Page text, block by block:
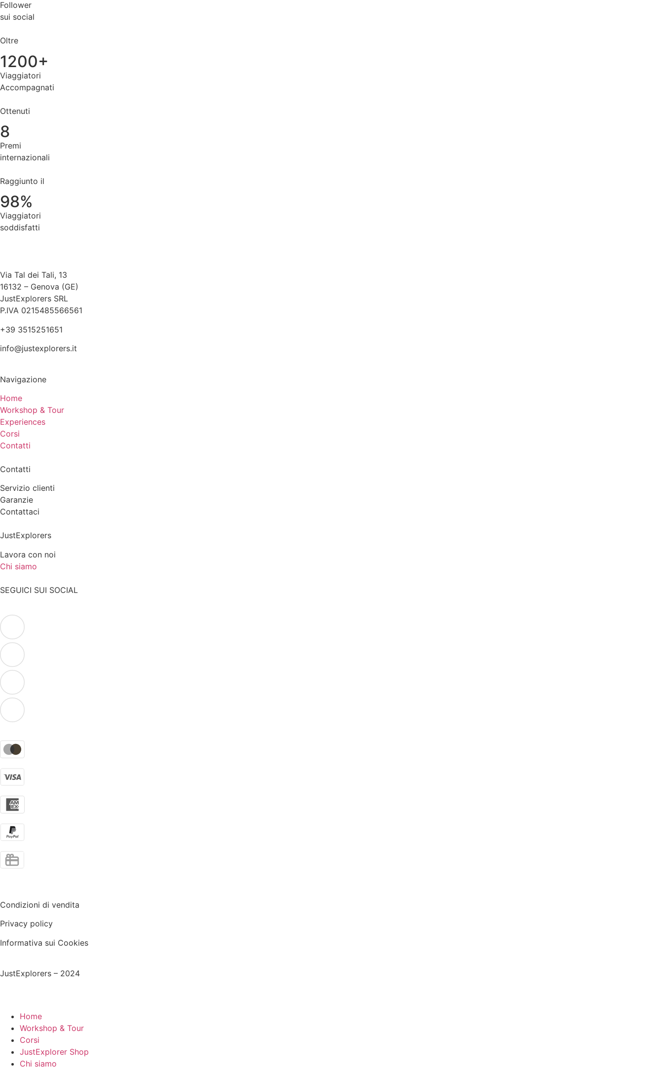
Follower
sui social
Oltre
1200+
Viaggiatori
Accompagnati
Ottenuti
8
Premi
internazionali
Raggiunto il
98%
Viaggiatori
soddisfatti
Via Tal dei Tali, 13
16132 – Genova (GE)
JustExplorers SRL
P.IVA 0215485566561
+39 3515251651
info@justexplorers.it
Navigazione
Home
Workshop & Tour
Experiences
Corsi
Contatti
Contatti
Servizio clienti
Garanzie
Contattaci
JustExplorers
Lavora con noi
Chi siamo
SEGUICI SUI SOCIAL
Condizioni di vendita
Privacy policy
Informativa sui Cookies
JustExplorers – 2024
Home
Workshop & Tour
Corsi
JustExplorer Shop
Chi siamo